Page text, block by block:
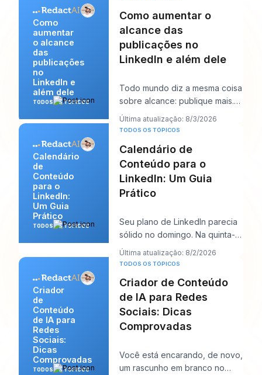
Como
aumentar
o alcance
das
publicações
no
LinkedIn e
além dele
TODOS OS TÓPICOS
Como aumentar o
alcance das
publicações no
LinkedIn e além dele
Todo mundo diz a mesma coisa
sobre alcance: publique mais.
Esse conselho parece
produtivo, mas geral
Última atualização: 8/3/2026
Calendário
de
Conteúdo
para o
LinkedIn:
Um Guia
Prático
TODOS OS TÓPICOS
TODOS OS TÓPICOS
Calendário de
Conteúdo para o
LinkedIn: Um Guia
Prático
Seu plano de LinkedIn parecia
sólido no domingo. Na quinta-
feira, a fila está vazia, o gancho
de que
Última atualização: 8/2/2026
Criador
de
Conteúdo
de IA para
Redes
Sociais:
Dicas
Comprovadas
TODOS OS TÓPICOS
TODOS OS TÓPICOS
Criador de Conteúdo
de IA para Redes
Sociais: Dicas
Comprovadas
Você está encarando, de novo,
um rascunho em branco no